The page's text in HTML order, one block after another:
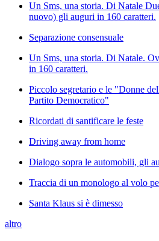
Un Sms, una storia. Di Natale
nuovo) gli auguri in 160 caratteri.
Separazione consensuale
Un Sms, una storia. Di Natale.
in 160 caratteri.
Piccolo segretario e le "Donne
Partito Democratico"
Ricordati di santificare le feste
Driving away from home
Dialogo sopra le automobili, gli
Traccia di un monologo al volo
Santa Klaus si è dimesso
altro